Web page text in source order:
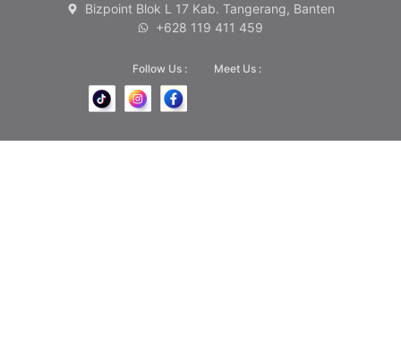
Bizpoint Blok L 17 Kab. Tangerang, Banten
+628 119 411 459
Follow Us : Meet Us :